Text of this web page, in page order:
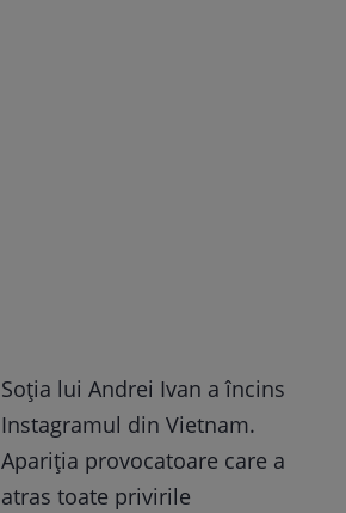
Soția lui Andrei Ivan a încins
Instagramul din Vietnam.
Apariția provocatoare care a
atras toate privirile